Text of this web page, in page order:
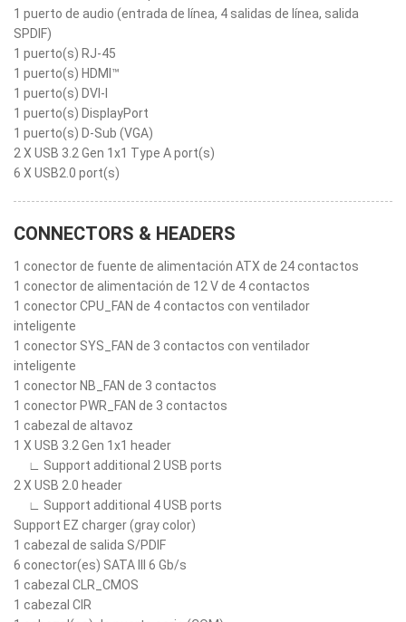
1 puerto de audio (entrada de línea, 4 salidas de línea, salida
SPDIF)
1 puerto(s) RJ-45
1 puerto(s) HDMI™
1 puerto(s) DVI-I
1 puerto(s) DisplayPort
1 puerto(s) D-Sub (VGA)
2 X USB 3.2 Gen 1x1 Type A port(s)
6 X USB2.0 port(s)
CONNECTORS & HEADERS
1 conector de fuente de alimentación ATX de 24 contactos
1 conector de alimentación de 12 V de 4 contactos
1 conector CPU_FAN de 4 contactos con ventilador
inteligente
1 conector SYS_FAN de 3 contactos con ventilador
inteligente
1 conector NB_FAN de 3 contactos
1 conector PWR_FAN de 3 contactos
1 cabezal de altavoz
1 X USB 3.2 Gen 1x1 header
∟ Support additional 2 USB ports
2 X USB 2.0 header
∟ Support additional 4 USB ports
Support EZ charger (gray color)
1 cabezal de salida S/PDIF
6 conector(es) SATA III 6 Gb/s
1 cabezal CLR_CMOS
1 cabezal CIR